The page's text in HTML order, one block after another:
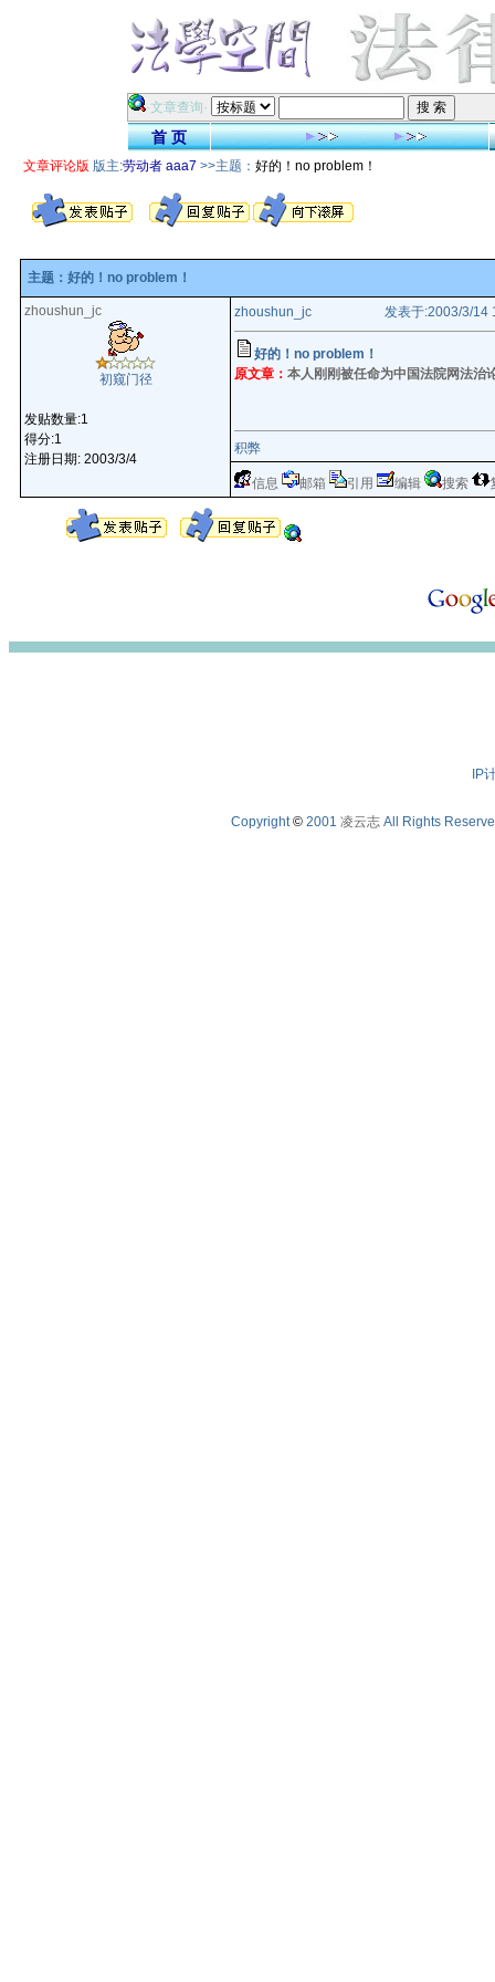
·文章查询·
首 页
文章评论版 版主:劳动者 aaa7 >>主题： 好的！no problem！
主题：好的！no problem！
zhoushun_jc
初窥门径
发贴数量:1
得分:1
注册日期: 2003/3/4
zhoushun_jc 发表于:2003/3/14
好的！no problem！
原文章： 本人刚刚被任命为中国法院网法治
积弊
信息 邮箱 引用 编辑 搜索
IP
Copyright© 2001 凌云志 All Rights